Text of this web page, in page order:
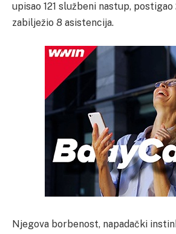
upisao 121 službeni nastup,
zabilježio 8 asistencija.
Njegova borbenost, napadački